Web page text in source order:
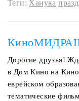
Теги: Ханука
Дорогие друзья!
в Дом Кино на
еврейском
тематические